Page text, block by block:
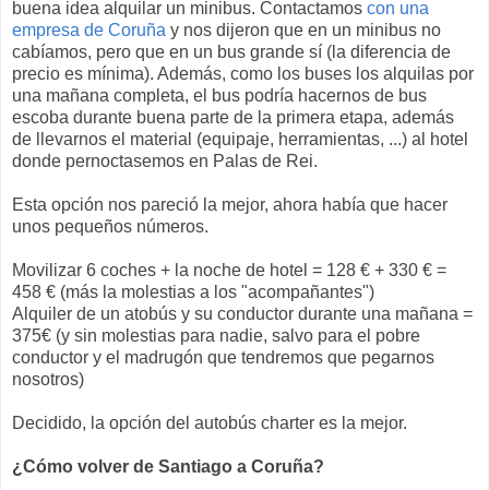
buena idea alquilar un minibus. Contactamos con una
empresa de Coruña y nos dijeron que en un minibus no
cabíamos, pero que en un bus grande sí (la diferencia de
precio es mínima). Además, como los buses los alquilas por
una mañana completa, el bus podría hacernos de bus
escoba durante buena parte de la primera etapa, además
de llevarnos el material (equipaje, herramientas, ...) al hotel
donde pernoctasemos en Palas de Rei.
Esta opción nos pareció la mejor, ahora había que hacer
unos pequeños números.
Movilizar 6 coches + la noche de hotel = 128 € + 330 € =
458 € (más la molestias a los "acompañantes")
Alquiler de un atobús y su conductor durante una mañana =
375€ (y sin molestias para nadie, salvo para el pobre
conductor y el madrugón que tendremos que pegarnos
nosotros)
Decidido, la opción del autobús charter es la mejor.
¿Cómo volver de Santiago a Coruña?